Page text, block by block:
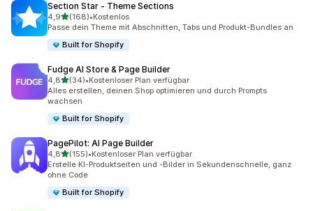
Section Star ‑ Theme Sections
4,9von 5 Sternen
(168)
168 Rezensionen insgesamt
•Kostenlos
Passe dein Theme mit Abschnitten, Tabs und Produkt-Bundles an
Built for Shopify
Fudge AI Store & Page Builder
4,8von 5 Sternen
(34)
34 Rezensionen insgesamt
•Kostenloser Plan verfügbar
Alles erstellen, deinen Shop optimieren und durch Prompts
wachsen
Built for Shopify
PagePilot: AI Page Builder
4,8von 5 Sternen
(155)
155 Rezensionen insgesamt
•Kostenloser Plan verfügbar
Erstelle KI-Produktseiten und -Bilder in Sekundenschnelle, ganz
ohne Code
Built for Shopify